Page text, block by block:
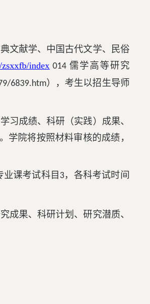
文献学、中国古代文学、民俗
zsxxfb/index 014儒学高等研究
6839.htm），考生以招生导师
习成绩、科研（实践）成果、
学院将按照材料审核的成绩，
课考试科目 3，各科考试时间
成果、科研计划、研究潜质、